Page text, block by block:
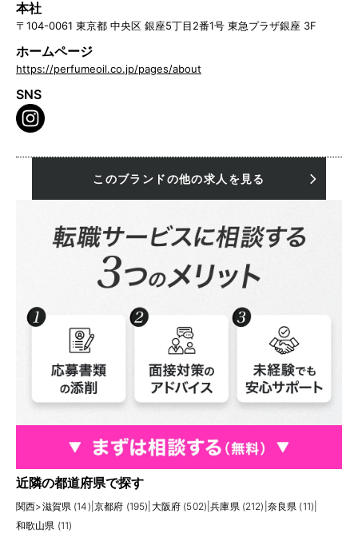
本社
〒104-0061 東京都 中央区 銀座5丁目2番1号 東急プラザ銀座 3F
ホームページ
https://perfumeoil.co.jp/pages/about
SNS
このブランドの他の求人を見る
近隣の都道府県で探す
関西>滋賀県 (14) 京都府 (195) 大阪府 (502) |兵庫県 (212) 奈良県 (11)
和歌山県 (11)